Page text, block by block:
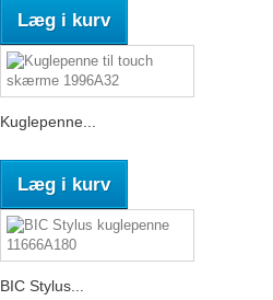
Læg i kurv
Kuglepenne...
Læg i kurv
BIC Stylus...